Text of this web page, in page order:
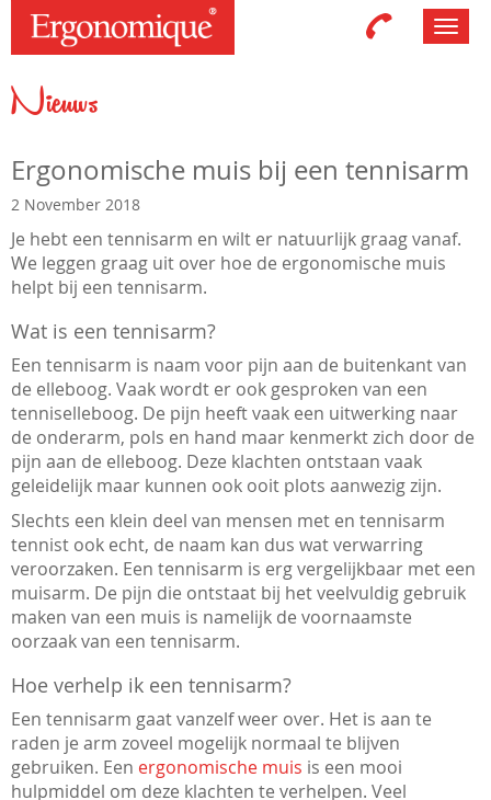
Nieuws
Ergonomische muis bij een tennisarm
2 November 2018
Je hebt een tennisarm en wilt er natuurlijk graag vanaf.
We leggen graag uit over hoe de ergonomische muis
helpt bij een tennisarm.
Wat is een tennisarm?
Een tennisarm is naam voor pijn aan de buitenkant van
de elleboog. Vaak wordt er ook gesproken van een
tenniselleboog. De pijn heeft vaak een uitwerking naar
de onderarm, pols en hand maar kenmerkt zich door de
pijn aan de elleboog. Deze klachten ontstaan vaak
geleidelijk maar kunnen ook ooit plots aanwezig zijn.
Slechts een klein deel van mensen met en tennisarm
tennist ook echt, de naam kan dus wat verwarring
veroorzaken. Een tennisarm is erg vergelijkbaar met een
muisarm. De pijn die ontstaat bij het veelvuldig gebruik
maken van een muis is namelijk de voornaamste
oorzaak van een tennisarm.
Hoe verhelp ik een tennisarm?
Een tennisarm gaat vanzelf weer over. Het is aan te
raden je arm zoveel mogelijk normaal te blijven
gebruiken. Een ergonomische muis is een mooi
hulpmiddel om deze klachten te verhelpen. Veel